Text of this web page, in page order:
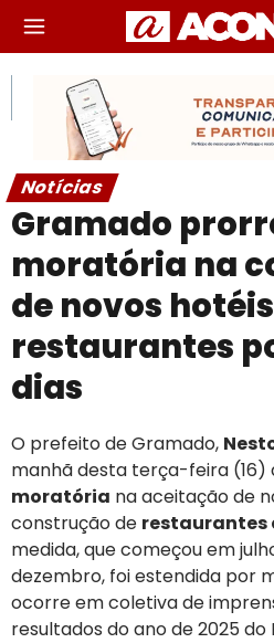
Notícias
Gramado
moratória na
de novos
restaurantes
dias
O prefeito de Gramado,
manhã desta terça-feira (16)
moratória na aceitação de
construção de restaurantes
medida, que começou em
dezembro, foi estendida por
ocorre em coletiva de
resultados do ano de 2025